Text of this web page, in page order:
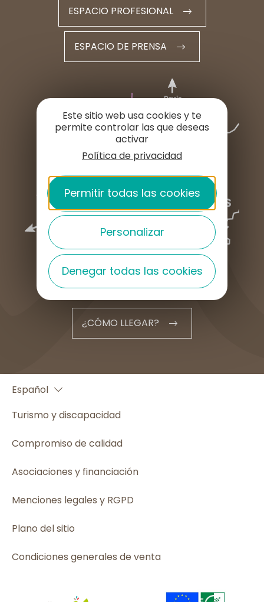
ESPACIO PROFESIONAL
ESPACIO DE PRENSA
¿CÓMO LLEGAR?
Español
English
Turismo y discapacidad
Compromiso de calidad
Asociaciones y financiación
Menciones legales y RGPD
Plano del sitio
Condiciones generales de venta
Este sitio web usa cookies y te
permite controlar las que deseas
activar
Política de privacidad
Permitir todas las cookies
Personalizar
Denegar todas las cookies